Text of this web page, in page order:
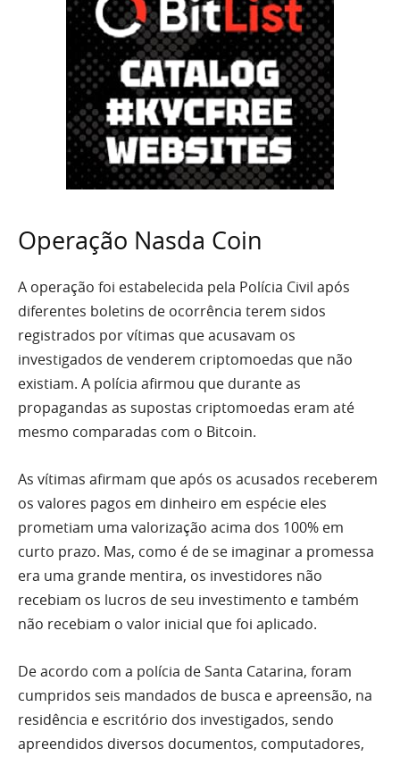
Operação Nasda Coin
A operação foi estabelecida pela Polícia Civil após
diferentes boletins de ocorrência terem sidos
registrados por vítimas que acusavam os
investigados de venderem criptomoedas que não
existiam. A polícia afirmou que durante as
propagandas as supostas criptomoedas eram até
mesmo comparadas com o Bitcoin.
As vítimas afirmam que após os acusados receberem
os valores pagos em dinheiro em espécie eles
prometiam uma valorização acima dos 100% em
curto prazo. Mas, como é de se imaginar a promessa
era uma grande mentira, os investidores não
recebiam os lucros de seu investimento e também
não recebiam o valor inicial que foi aplicado.
De acordo com a polícia de Santa Catarina, foram
cumpridos seis mandados de busca e apreensão, na
residência e escritório dos investigados, sendo
apreendidos diversos documentos, computadores,